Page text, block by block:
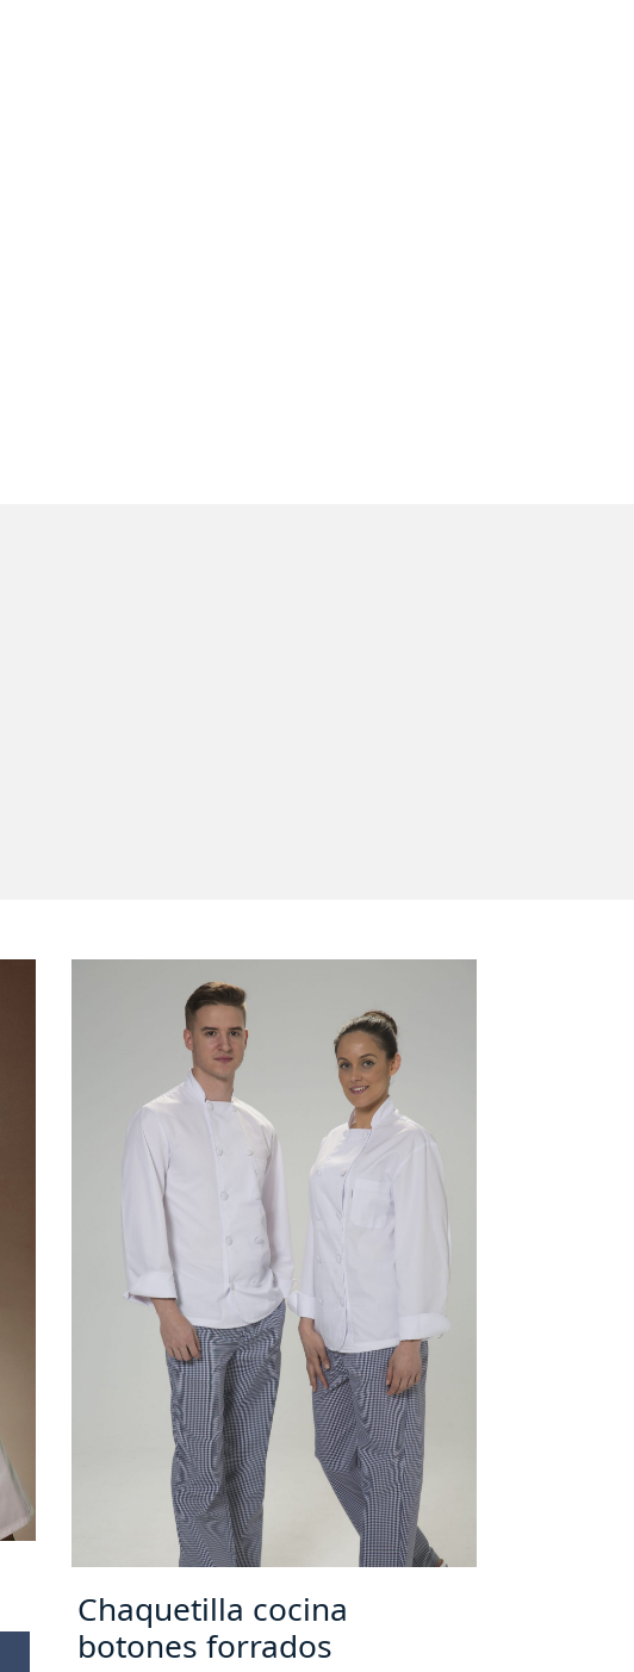
Chaquetilla cocina
botones forrados